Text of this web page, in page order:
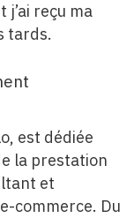
reçu ma
tards.
est dédiée
la prestation
et
commerce. Du